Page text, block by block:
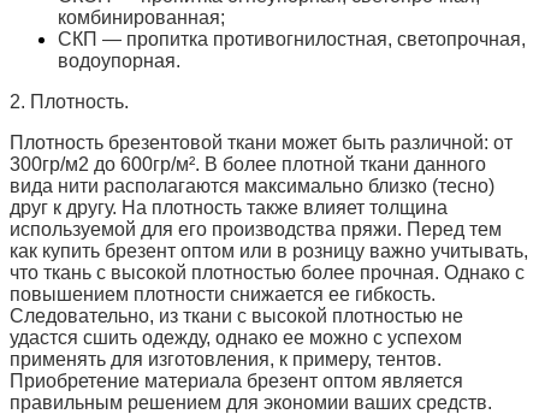
комбинированная;
СКП — пропитка противогнилостная, светопрочная,
водоупорная.
2. Плотность.
Плотность брезентовой ткани может быть различной: от
300гр/м2 до 600гр/м². В более плотной ткани данного
вида нити располагаются максимально близко (тесно)
друг к другу. На плотность также влияет толщина
используемой для его производства пряжи. Перед тем
как купить брезент оптом или в розницу важно учитывать,
что ткань с высокой плотностью более прочная. Однако с
повышением плотности снижается ее гибкость.
Следовательно, из ткани с высокой плотностью не
удастся сшить одежду, однако ее можно с успехом
применять для изготовления, к примеру, тентов.
Приобретение материала брезент оптом является
правильным решением для экономии ваших средств.